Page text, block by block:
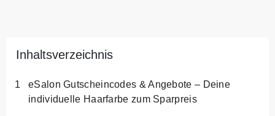
Inhaltsverzeichnis
eSalon Gutscheincodes & Angebote – Deine
individuelle Haarfarbe zum Sparpreis